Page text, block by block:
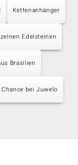
Kettenanhänger
Edelsteinen
Brasilien
bei Juwelo